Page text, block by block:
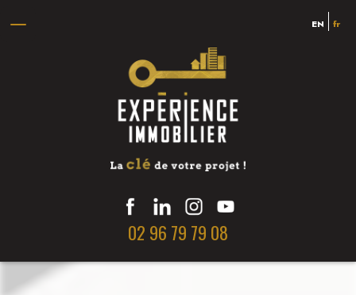
02 96 79 79 08
EN fr